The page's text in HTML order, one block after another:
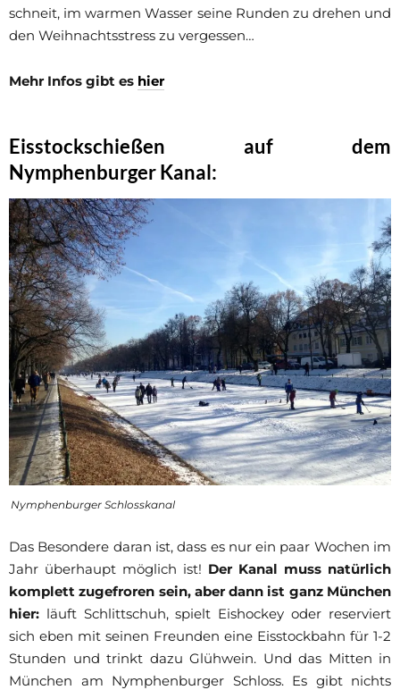
schneit, im warmen Wasser seine Runden zu drehen und
den Weihnachtsstress zu vergessen…
Mehr Infos gibt es hier
Eisstockschießen auf dem
Nymphenburger Kanal:
Nymphenburger Schlosskanal
Das Besondere daran ist, dass es nur ein paar Wochen im
Jahr überhaupt möglich ist! Der Kanal muss natürlich
komplett zugefroren sein, aber dann ist ganz München
hier: läuft Schlittschuh, spielt Eishockey oder reserviert
sich eben mit seinen Freunden eine Eisstockbahn für 1-2
Stunden und trinkt dazu Glühwein. Und das Mitten in
München am Nymphenburger Schloss. Es gibt nichts